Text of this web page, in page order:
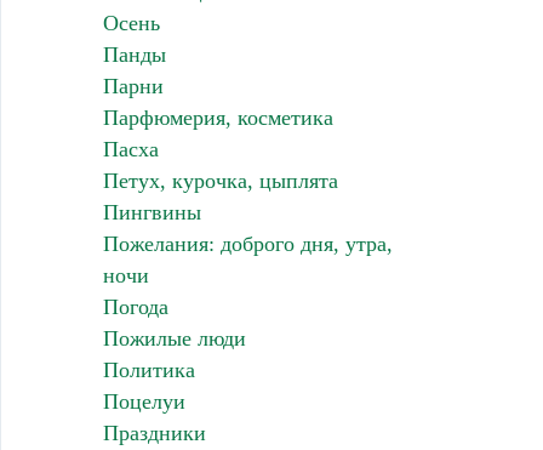
Осень
Панды
Парни
Парфюмерия, косметика
Пасха
Петух, курочка, цыплята
Пингвины
Пожелания: доброго дня, утра,
ночи
Погода
Пожилые люди
Политика
Поцелуи
Праздники